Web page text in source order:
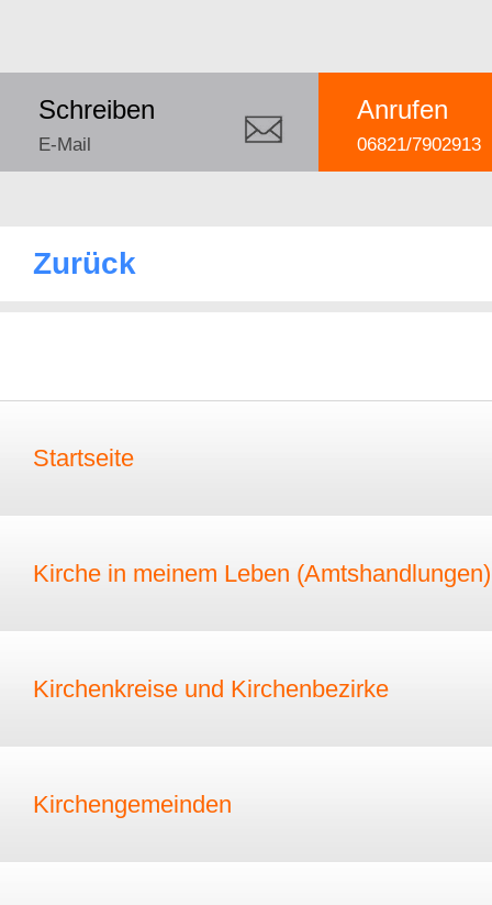
Anrufen
06821/7902913
Schreiben
E-Mail
Zurück
Startseite
Kirche in meinem Leben (Amtshandlungen)
Kirchenkreise und Kirchenbezirke
Kirchengemeinden